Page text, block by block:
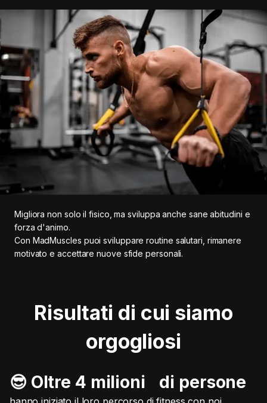
Migliora non solo il fisico, ma sviluppa anche sane abitudini e
forza d'animo.
Con MadMuscles puoi sviluppare routine salutari, rimanere
motivato e accettare nuove sfide personali.
Risultati di cui siamo
orgogliosi
😎 Oltre 4 milioni di persone